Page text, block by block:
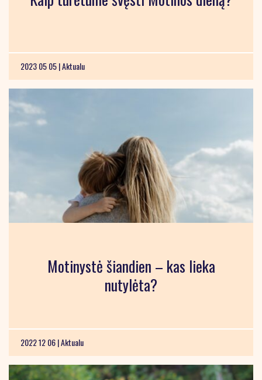
2023 05 05 |Aktualu
Motinystė šiandien – kas lieka
nutylėta?
2022 12 06 |Aktualu